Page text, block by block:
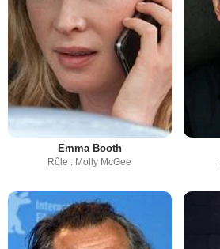
Emma Booth
Rôle : Molly McGee